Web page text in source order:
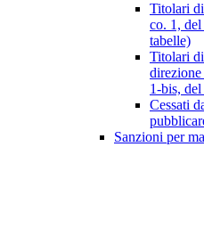
Titolari
co. 1,
tabelle)
Titolari
1-bis,
Cessati
Sanzioni per